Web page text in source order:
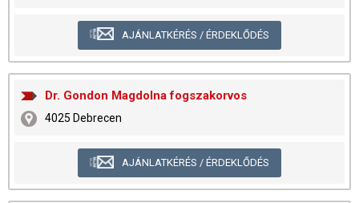
AJÁNLATKÉRÉS / ÉRDEKLŐDÉS
Dr. Gondon Magdolna fogszakorvos
4025 Debrecen
AJÁNLATKÉRÉS / ÉRDEKLŐDÉS